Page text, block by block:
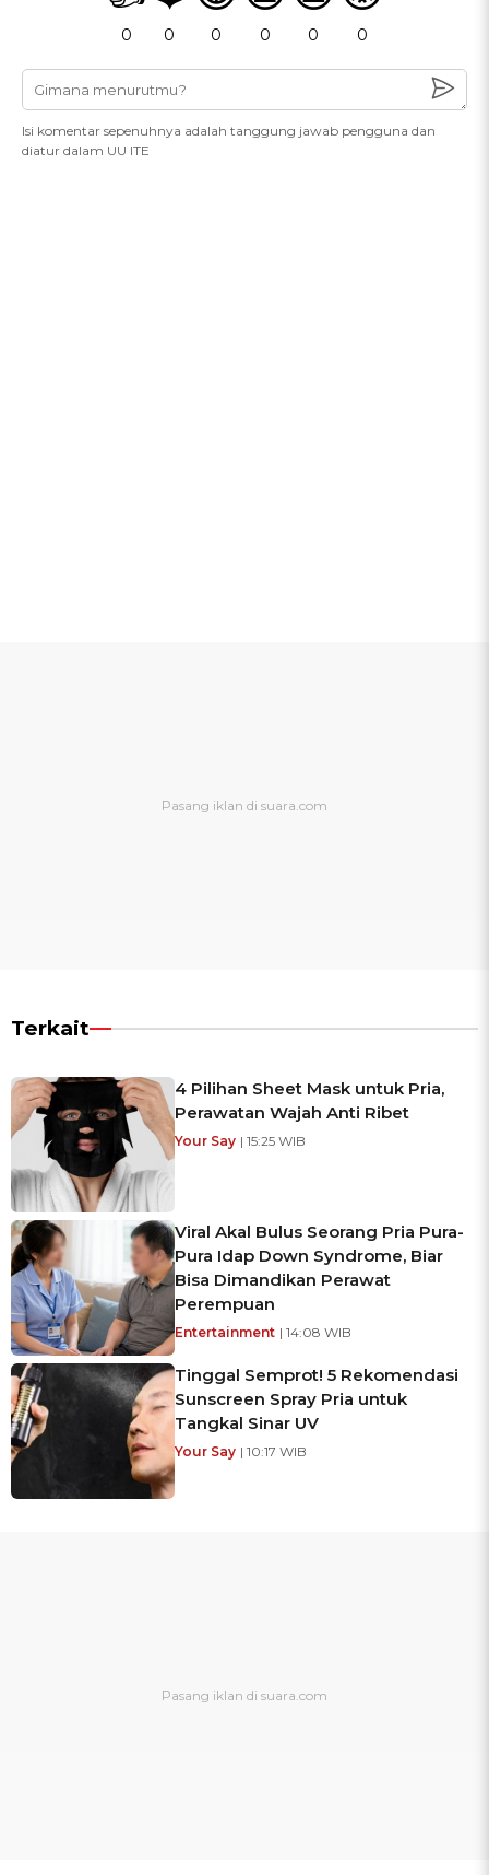
0 0 0 0 0 0
Isi komentar sepenuhnya adalah tanggung jawab pengguna dan
diatur dalam UU ITE
Terkait
4 Pilihan Sheet Mask untuk Pria,
Perawatan Wajah Anti Ribet
Your Say | 15:25 WIB
Viral Akal Bulus Seorang Pria Pura-
Pura Idap Down Syndrome, Biar
Bisa Dimandikan Perawat
Perempuan
Entertainment | 14:08 WIB
Tinggal Semprot! 5 Rekomendasi
Sunscreen Spray Pria untuk
Tangkal Sinar UV
Your Say | 10:17 WIB